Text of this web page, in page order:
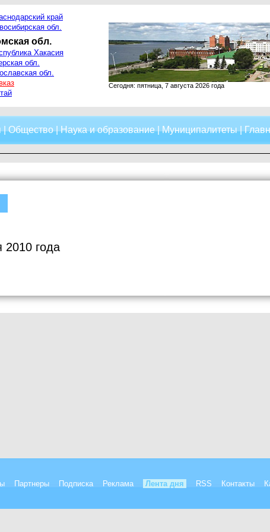
край
обл.
обл.
Хакасия
обл.
обл.
Сегодня: пятница, 7 августа 2026 года
|Общество|Наука и образование|Муниципалитеты|
2010 года
Партнеры Подписка Реклама Лента дня RSS Контакты